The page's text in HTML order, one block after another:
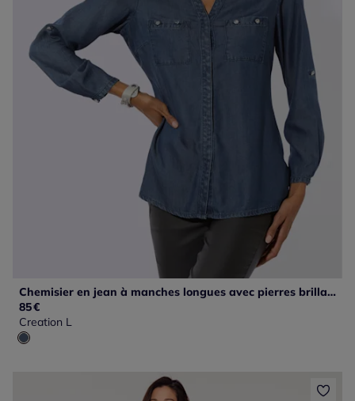
Chemisier en jean à manches longues avec pierres brillantes et poches
85€
Creation L